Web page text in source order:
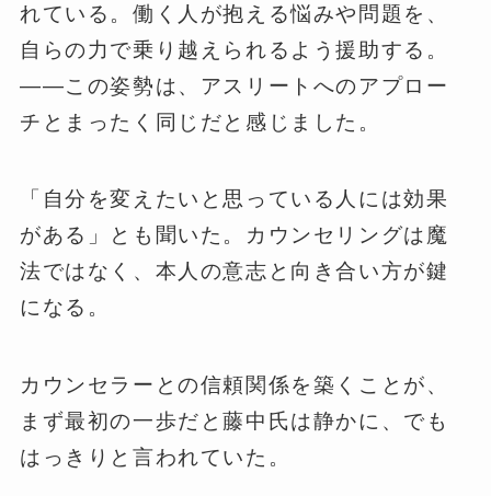
れている。働く人が抱える悩みや問題を、
自らの力で乗り越えられるよう援助する。
——この姿勢は、アスリートへのアプロー
チとまったく同じだと感じました。
「自分を変えたいと思っている人には効果
がある」とも聞いた。カウンセリングは魔
法ではなく、本人の意志と向き合い方が鍵
になる。
カウンセラーとの信頼関係を築くことが、
まず最初の一歩だと藤中氏は静かに、でも
はっきりと言われていた。